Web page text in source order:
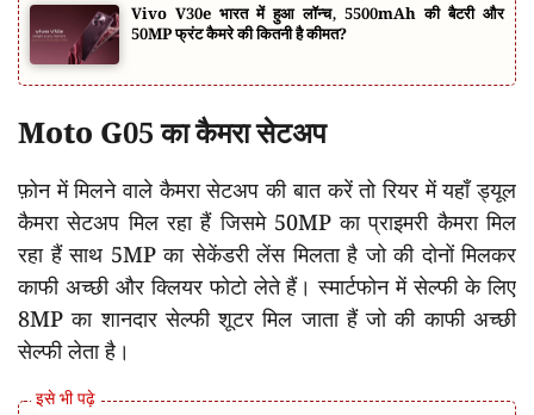
Vivo V30e भारत में हुआ लॉन्च, 5500mAh की बैटरी और
50MP फ्रंट कैमरे की कितनी है कीमत?
Moto G05 का कैमरा सेटअप
फ़ोन में मिलने वाले कैमरा सेटअप की बात करें तो रियर में यहाँ ड्यूल
कैमरा सेटअप मिल रहा हैं जिसमे 50MP का प्राइमरी कैमरा मिल
रहा हैं साथ 5MP का सेकेंडरी लेंस मिलता है जो की दोनों मिलकर
काफी अच्छी और क्लियर फोटो लेते हैं। स्मार्टफोन में सेल्फी के लिए
8MP का शानदार सेल्फी शूटर मिल जाता हैं जो की काफी अच्छी
सेल्फी लेता है।